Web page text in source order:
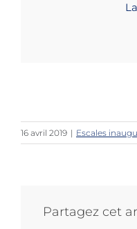
16 avril 2019 | Escales
Partagez cet